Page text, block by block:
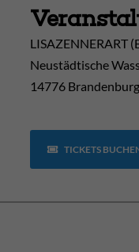
LISAZENNERART
Neustädtische
14776
TICKETS